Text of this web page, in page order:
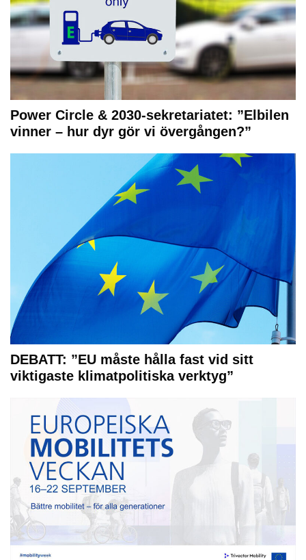
Power Circle & 2030-sekretariatet: ”Elbilen
vinner – hur dyr gör vi övergången?”
DEBATT: ”EU måste hålla fast vid sitt
viktigaste klimatpolitiska verktyg”